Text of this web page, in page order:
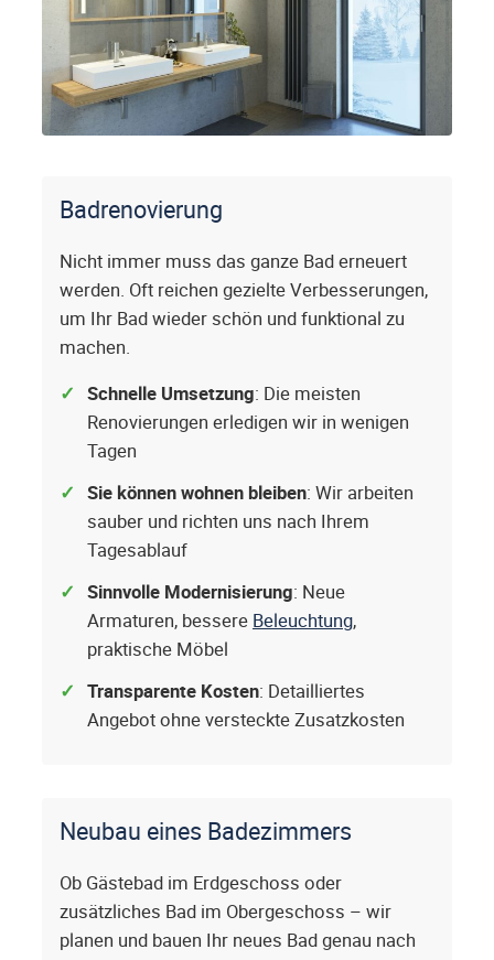
Badrenovierung
Nicht immer muss das ganze Bad erneuert
werden. Oft reichen gezielte Verbesserungen,
um Ihr Bad wieder schön und funktional zu
machen.
Schnelle Umsetzung: Die meisten
Renovierungen erledigen wir in wenigen
Tagen
Sie können wohnen bleiben: Wir arbeiten
sauber und richten uns nach Ihrem
Tagesablauf
Sinnvolle Modernisierung: Neue
Armaturen, bessere Beleuchtung,
praktische Möbel
Transparente Kosten: Detailliertes
Angebot ohne versteckte Zusatzkosten
Neubau eines Badezimmers
Ob Gästebad im Erdgeschoss oder
zusätzliches Bad im Obergeschoss – wir
planen und bauen Ihr neues Bad genau nach